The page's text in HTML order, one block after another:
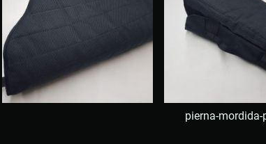
pierna-mordida-